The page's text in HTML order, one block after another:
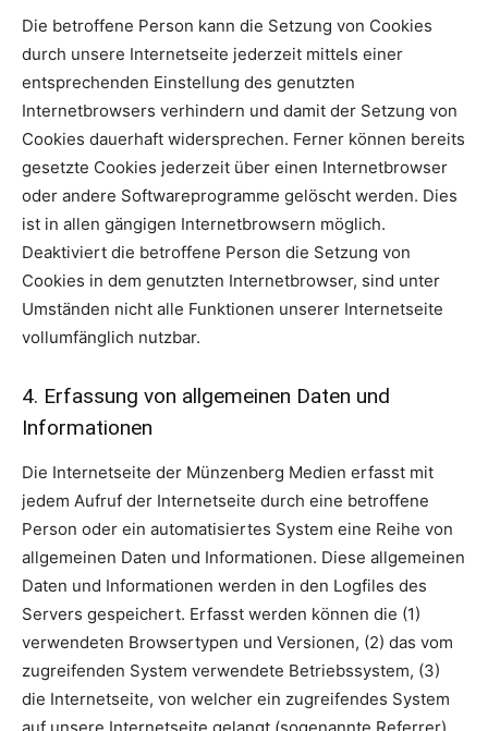
Die betroffene Person kann die Setzung von Cookies
durch unsere Internetseite jederzeit mittels einer
entsprechenden Einstellung des genutzten
Internetbrowsers verhindern und damit der Setzung von
Cookies dauerhaft widersprechen. Ferner können bereits
gesetzte Cookies jederzeit über einen Internetbrowser
oder andere Softwareprogramme gelöscht werden. Dies
ist in allen gängigen Internetbrowsern möglich.
Deaktiviert die betroffene Person die Setzung von
Cookies in dem genutzten Internetbrowser, sind unter
Umständen nicht alle Funktionen unserer Internetseite
vollumfänglich nutzbar.
4. Erfassung von allgemeinen Daten und
Informationen
Die Internetseite der Münzenberg Medien erfasst mit
jedem Aufruf der Internetseite durch eine betroffene
Person oder ein automatisiertes System eine Reihe von
allgemeinen Daten und Informationen. Diese allgemeinen
Daten und Informationen werden in den Logfiles des
Servers gespeichert. Erfasst werden können die (1)
verwendeten Browsertypen und Versionen, (2) das vom
zugreifenden System verwendete Betriebssystem, (3)
die Internetseite, von welcher ein zugreifendes System